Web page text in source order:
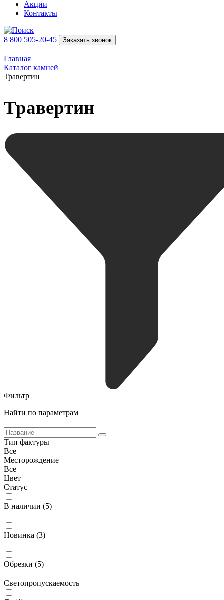
Акции
Контакты
8 800 505-20-45 Заказать звонок
Главная
Каталог камней
Травертин
Травертин
Фильтр
Найти по параметрам
Тип фактуры
Все
Месторождение
Все
Цвет
Статус
В наличии (5)
Новинка (3)
Обрезки (5)
Светопропускаемость